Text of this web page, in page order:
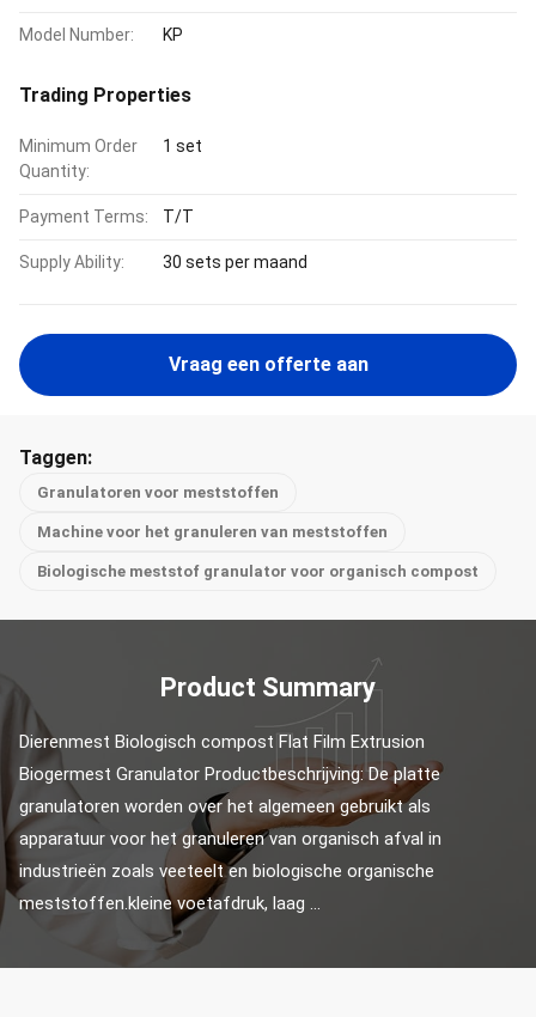
Model Number: KP
Trading Properties
Minimum Order
Quantity:
1 set
Payment Terms: T/T
Supply Ability: 30 sets per maand
Vraag een offerte aan
Taggen:
Granulatoren voor meststoffen
Machine voor het granuleren van meststoffen
Biologische meststof granulator voor organisch compost
Product Summary
Dierenmest Biologisch compost Flat Film Extrusion
Biogermest Granulator Productbeschrijving: De platte
granulatoren worden over het algemeen gebruikt als
apparatuur voor het granuleren van organisch afval in
industrieën zoals veeteelt en biologische organische
meststoffen.kleine voetafdruk, laag ...